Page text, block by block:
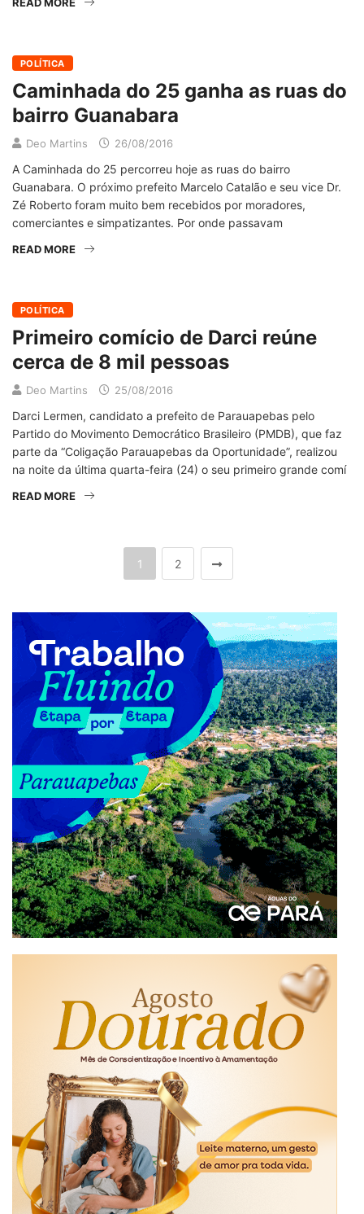
READ MORE
POLÍTICA
Caminhada do 25 ganha as ruas do
bairro Guanabara
Deo Martins 26/08/2016
A Caminhada do 25 percorreu hoje as ruas do bairro
Guanabara. O próximo prefeito Marcelo Catalão e seu vice Dr.
Zé Roberto foram muito bem recebidos por moradores,
comerciantes e simpatizantes. Por onde passavam
READ MORE
POLÍTICA
Primeiro comício de Darci reúne
cerca de 8 mil pessoas
Deo Martins 25/08/2016
Darci Lermen, candidato a prefeito de Parauapebas pelo
Partido do Movimento Democrático Brasileiro (PMDB), que faz
parte da “Coligação Parauapebas da Oportunidade”, realizou
na noite da última quarta-feira (24) o seu primeiro grande comí
READ MORE
1 2